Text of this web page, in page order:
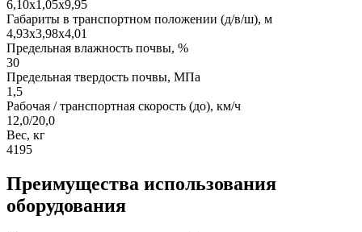
6,10х1,05х9,95
Габариты в транспортном положении (д/в/ш), м
4,93х3,98х4,01
Предельная влажность почвы, %
30
Предельная твердость почвы, МПа
1,5
Рабочая / транспортная скорость (до), км/ч
12,0/20,0
Вес, кг
4195
Преимущества использования
оборудования